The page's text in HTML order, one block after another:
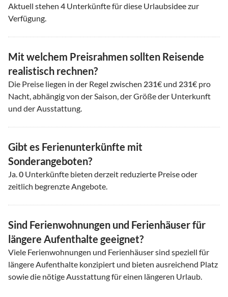
Aktuell stehen 4 Unterkünfte für diese Urlaubsidee zur
Verfügung.
Mit welchem Preisrahmen sollten Reisende
realistisch rechnen?
Die Preise liegen in der Regel zwischen 231€ und 231€ pro
Nacht, abhängig von der Saison, der Größe der Unterkunft
und der Ausstattung.
Gibt es Ferienunterkünfte mit
Sonderangeboten?
Ja.0 Unterkünfte bieten derzeit reduzierte Preise oder
zeitlich begrenzte Angebote.
Sind Ferienwohnungen und Ferienhäuser für
längere Aufenthalte geeignet?
Viele Ferienwohnungen und Ferienhäuser sind speziell für
längere Aufenthalte konzipiert und bieten ausreichend Platz
sowie die nötige Ausstattung für einen längeren Urlaub.